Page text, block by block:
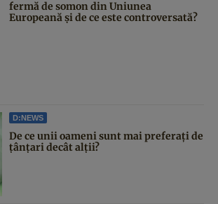
fermă de somon din Uniunea
Europeană și de ce este controversată?
D:NEWS
De ce unii oameni sunt mai preferați de
țânțari decât alții?